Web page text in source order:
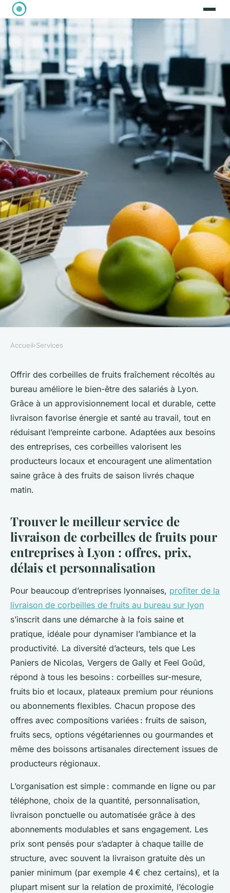
Livraison de corbeilles de
fruits au bureau : santé et
fraîcheur à lyon !
Sara•10 juin 2025•5 min de lecture
Accueil›Services
Offrir des corbeilles de fruits fraîchement récoltés au
bureau améliore le bien-être des salariés à Lyon.
Grâce à un approvisionnement local et durable, cette
livraison favorise énergie et santé au travail, tout en
réduisant l’empreinte carbone. Adaptées aux besoins
des entreprises, ces corbeilles valorisent les
producteurs locaux et encouragent une alimentation
saine grâce à des fruits de saison livrés chaque
matin.
Trouver le meilleur service de
livraison de corbeilles de fruits pour
entreprises à Lyon : offres, prix,
délais et personnalisation
Pour beaucoup d’entreprises lyonnaises, profiter de la
livraison de corbeilles de fruits au bureau sur lyon
s’inscrit dans une démarche à la fois saine et
pratique, idéale pour dynamiser l’ambiance et la
productivité. La diversité d’acteurs, tels que Les
Paniers de Nicolas, Vergers de Gally et Feel Goûd,
répond à tous les besoins : corbeilles sur-mesure,
fruits bio et locaux, plateaux premium pour réunions
ou abonnements flexibles. Chacun propose des
offres avec compositions variées : fruits de saison,
fruits secs, options végétariennes ou gourmandes et
même des boissons artisanales directement issues de
producteurs régionaux.
L’organisation est simple : commande en ligne ou par
téléphone, choix de la quantité, personnalisation,
livraison ponctuelle ou automatisée grâce à des
abonnements modulables et sans engagement. Les
prix sont pensés pour s’adapter à chaque taille de
structure, avec souvent la livraison gratuite dès un
panier minimum (par exemple 4 € chez certains), et la
plupart misent sur la relation de proximité, l’écologie